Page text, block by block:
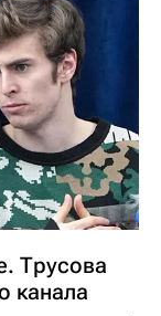
Трусова
канала